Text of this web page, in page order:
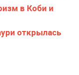
в Коби и
открылась